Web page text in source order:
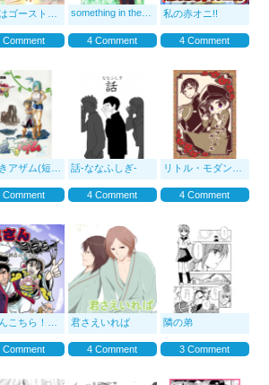
ゴーストー第一章ー
Comment
something in the box
4 Comment
私の赤オニ!!
4 Comment
アザム(短編)
Comment
話-ななふしぎ-
4 Comment
リトル・モダン・ガー
4 Comment
こちら！〜酒呑の草子〜
Comment
君さえいれば
4 Comment
隣の弟
3 Comment